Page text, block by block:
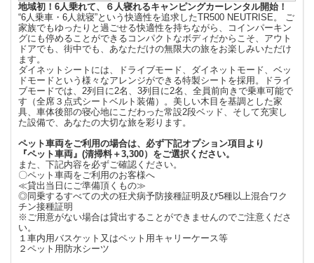
地域初！6人乗れて、６人寝れるキャンピングカーレンタル開始！
“6人乗車・6人就寝”という快適性を追求したTR500 NEUTRISE。 ご
家族でもゆったりと過ごせる快適性を持ちながら、コインパーキン
グにも停めることができるコンパクトなボディだからこそ、アウト
ドアでも、街中でも、あなただけの無限大の旅をお楽しみいただけ
ます。
ダイネットシートには、ドライブモード、ダイネットモード、ベッ
ドモードという様々なアレンジができる特製シートを採用。ドライ
ブモードでは、2列目に2名、3列目に2名、全員前向きで乗車可能で
す（全席３点式シートベルト装備）。美しい木目を基調とした家
具、車体後部の寝心地にこだわった常設2段ベッド、そして充実し
た設備で、あなたの大切な旅を彩ります。
ペット車両をご利用の場合は、必ず下記オプション項目より
『ペット車両』(清掃料＋3,300）をご選択ください。
また、下記内容を必ずご確認ください。
〇ペット車両をご利用のお客様へ
≪貸出当日にご準備頂くもの≫
◎同乗するすべての犬の狂犬病予防接種証明及び5種以上混合ワク
チン接種証明
※ご用意がない場合は貸出することができませんのでご注意くださ
い。
１車内用バスケット又はペット用キャリーケース等
２ペット用防水シーツ